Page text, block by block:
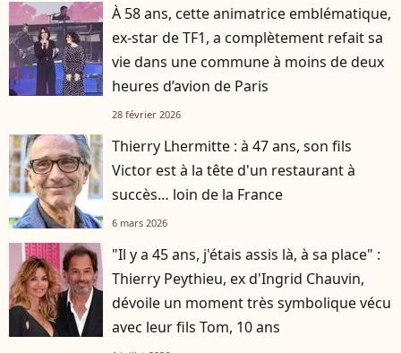
À 58 ans, cette animatrice emblématique,
ex-star de TF1, a complètement refait sa
vie dans une commune à moins de deux
heures d’avion de Paris
28 février 2026
Thierry Lhermitte : à 47 ans, son fils
Victor est à la tête d'un restaurant à
succès… loin de la France
6 mars 2026
"Il y a 45 ans, j'étais assis là, à sa place" :
Thierry Peythieu, ex d'Ingrid Chauvin,
dévoile un moment très symbolique vécu
avec leur fils Tom, 10 ans